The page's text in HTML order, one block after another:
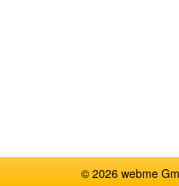
© 2026 webme